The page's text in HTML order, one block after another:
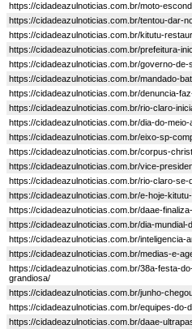
https://cidadeazulnoticias.com.br/moto-
https://cidadeazulnoticias.com.br/tentou-dar-
https://cidadeazulnoticias.com.br/kitutu-
https://cidadeazulnoticias.com.br/prefeitura-
https://cidadeazulnoticias.com.br/governo-
https://cidadeazulnoticias.com.br/mandado-
https://cidadeazulnoticias.com.br/denuncia-
https://cidadeazulnoticias.com.br/rio-claro-
https://cidadeazulnoticias.com.br/dia-do-
https://cidadeazulnoticias.com.br/eixo-sp-
https://cidadeazulnoticias.com.br/corpus-
https://cidadeazulnoticias.com.br/vice-
https://cidadeazulnoticias.com.br/rio-claro-
https://cidadeazulnoticias.com.br/e-hoje-
https://cidadeazulnoticias.com.br/daae-
https://cidadeazulnoticias.com.br/dia-
https://cidadeazulnoticias.com.br/
https://cidadeazulnoticias.com.br/medias-e-
https://cidadeazulnoticias.com.br/38a-festa-
grandiosa/
https://cidadeazulnoticias.com.br/junho-
https://cidadeazulnoticias.com.br/equipes-
https://cidadeazulnoticias.com.br/daae-